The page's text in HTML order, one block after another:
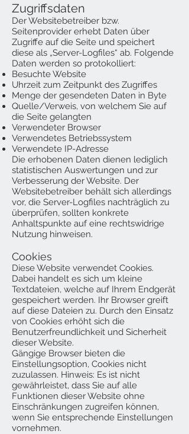
Zugriffsdaten
Der Websitebetreiber bzw.
Seitenprovider erhebt Daten über
Zugriffe auf die Seite und speichert
diese als „Server-Logfiles“ ab. Folgende
Daten werden so protokolliert:
Besuchte Website
Uhrzeit zum Zeitpunkt des Zugriffes
Menge der gesendeten Daten in Byte
Quelle/Verweis, von welchem Sie auf
die Seite gelangten
Verwendeter Browser
Verwendetes Betriebssystem
Verwendete IP-Adresse
Die erhobenen Daten dienen lediglich
statistischen Auswertungen und zur
Verbesserung der Website. Der
Websitebetreiber behält sich allerdings
vor, die Server-Logfiles nachträglich zu
überprüfen, sollten konkrete
Anhaltspunkte auf eine rechtswidrige
Nutzung hinweisen.
Cookies
Diese Website verwendet Cookies.
Dabei handelt es sich um kleine
Textdateien, welche auf Ihrem Endgerät
gespeichert werden. Ihr Browser greift
auf diese Dateien zu. Durch den Einsatz
von Cookies erhöht sich die
Benutzerfreundlichkeit und Sicherheit
dieser Website.
Gängige Browser bieten die
Einstellungsoption, Cookies nicht
zuzulassen. Hinweis: Es ist nicht
gewährleistet, dass Sie auf alle
Funktionen dieser Website ohne
Einschränkungen zugreifen können,
wenn Sie entsprechende Einstellungen
vornehmen.